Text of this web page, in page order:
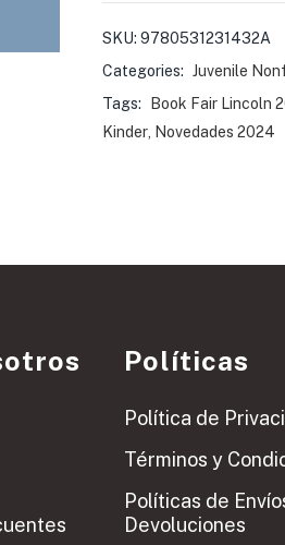
SKU: 9780531231432A
Categories: Juvenile
Tags:
Book Fair Lincoln
Kinder, Novedades 2024
Políticas
Política de
Términos y
Políticas de
Devoluciones